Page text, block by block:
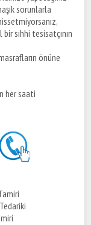
sorunlarla
sıhhi tesisatçının
önüne
her saati